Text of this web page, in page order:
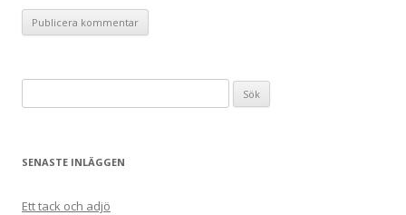
efter:
SENASTE INLÄGGEN
Ett tack och adjö